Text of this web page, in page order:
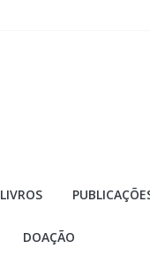
LIVROS
DOAÇÃO